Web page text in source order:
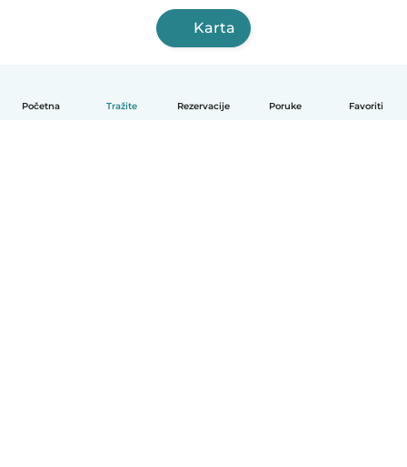
Početna Tražite Rezervacije Poruke Favoriti
Karta